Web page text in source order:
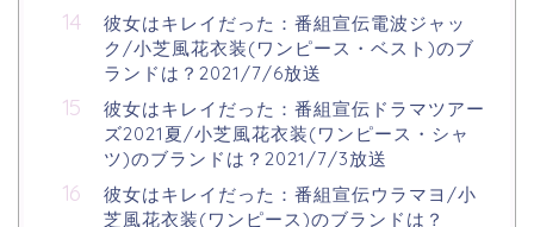
彼女はキレイだった：番組宣伝電波ジャッ
ク/小芝風花衣装(ワンピース・ベスト)のブ
ランドは？2021/7/6放送
彼女はキレイだった：番組宣伝ドラマツアー
ズ2021夏/小芝風花衣装(ワンピース・シャ
ツ)のブランドは？2021/7/3放送
彼女はキレイだった：番組宣伝ウラマヨ/小
芝風花衣装(ワンピース)のブランドは？